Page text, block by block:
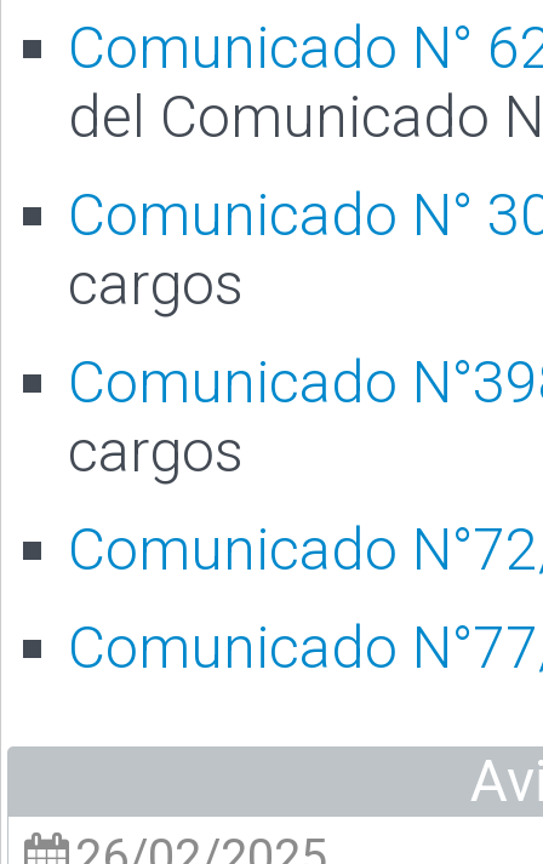
Comunicado N°
del Comunicado
Comunicado N°
cargos
Comunicado
cargos
Comunicado
Comunicado